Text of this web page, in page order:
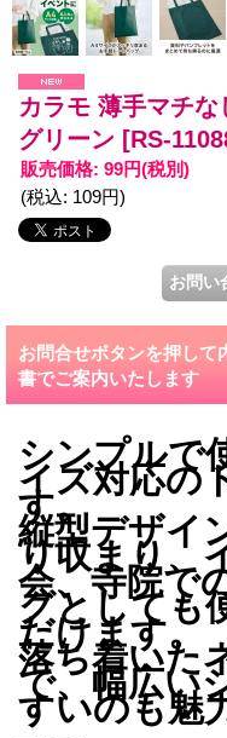
カラモ 薄手マチ
グリーン [RS-
販売価格: 99円(税別)
(税込: 109円)
お問合せボタンを押し
書でご案内いたします
シンプルで
イズ対応の
す。
縦型デザイ
り収まり、
会、寺院で
グとしても
だけます。
落ち着いた
で、幅広い
すいのも魅